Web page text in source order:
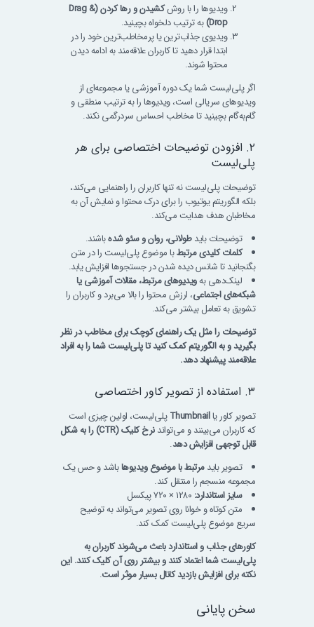
ویدیوها را با روش
کشیدن و رها کردن (Drag &
Drop) به ترتیب دلخواه بچینید.
ویدیوی جذاب‌ترین یا پرمخاطب‌ترین خود را در
ابتدا قرار دهید تا کاربران علاقه‌مند به ادامه دیدن
محتوا شوند.
اگر پلی‌لیست شما یک دوره آموزشی یا مجموعه‌ای از
ویدیوهای سریالی است، ویدیوها را به ترتیب منطقی و
گام‌به‌گام بچینید تا مخاطب احساس سردرگمی نکند.
۲. افزودن توضیحات اختصاصی برای هر
پلی‌لیست
توضیحات پلی‌لیست نه تنها کاربران را راهنمایی می‌کند،
بلکه الگوریتم یوتیوب را برای درک محتوا و نمایش آن به
مخاطبان هدف هدایت می‌کند.
توضیحات بایدطولانی، روان و سئو شدهباشند.
کلمات کلیدی مرتبطبا موضوع پلی‌لیست را در متن
بگنجانید تا شانس دیده شدن در جستجوها افزایش یابد.
لینک‌دهی بهویدیوهای مرتبط، مقالات آموزشی یا
شبکه‌های اجتماعی، ارزش محتوا را بالا می‌برد و کاربران را
تشویق به تعامل بیشتر می‌کند.
توضیحات را مثل یک راهنمای کوچک برای مخاطب در نظر
بگیرید و به الگوریتم کمک کنید تا پلی‌لیست شما را به افراد
علاقه‌مند پیشنهاد دهد.
۳. استفاده از تصویر کاور اختصاصی
تصویر کاور یاThumbnailپلی‌لیست، اولین چیزی است
که کاربران می‌بینند و می‌تواند
نرخ کلیک (CTR) را به شکل
قابل توجهی افزایش دهد.
تصویر بایدمرتبط با موضوع ویدیوهاباشد و حس یک
مجموعه منسجم را منتقل کند.
سایز استاندارد:
متن کوتاه و خوانا روی تصویر می‌تواند به توضیح
سریع موضوع پلی‌لیست کمک کند.
کاورهای جذاب و استاندارد باعث می‌شوند کاربران به
پلی‌لیست شما اعتماد کنند و بیشتر روی آن کلیک کنند. این
نکته برای افزایش بازدید کانال بسیار موثر است.
سخن پایانی